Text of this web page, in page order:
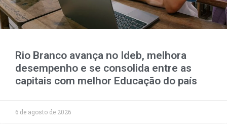
Rio Branco avança no Ideb, melhora
desempenho e se consolida entre as
capitais com melhor Educação do país
6 de agosto de 2026